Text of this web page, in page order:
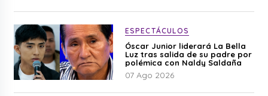
ESPECTÁCULOS
Óscar Junior liderará La Bella
Luz tras salida de su padre por
polémica con Naldy Saldaña
07 Ago 2026